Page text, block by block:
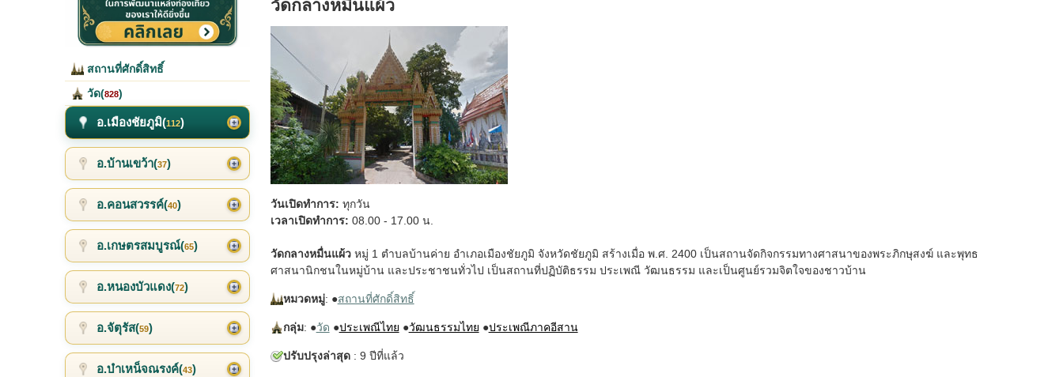
วัดกลางหมื่นแผ้ว
วันเปิดทำการ: ทุกวัน
เวลาเปิดทำการ: 08.00 - 17.00 น.
วัดกลางหมื่นแผ้วหมู่ 1 ตำบลบ้านค่าย อำเภอเมืองชัยภูมิ จังหวัดชัยภูมิ สร้างเมื่อ พ.ศ. 2400 เป็นสถานจัดกิจกรรมทางศาสนาของพระภิกษุสงฆ์ และพุทธ
ศาสนานิกชนในหมู่บ้าน และประชาชนทั่วไป เป็นสถานที่ปฏิบัติธรรม ประเพณี วัฒนธรรม และเป็นศูนย์รวมจิตใจของชาวบ้าน
หมวดหมู่: ●สถานที่ศักดิ์สิทธิ์
กลุ่ม: ●วัด ●ประเพณีไทย ●วัฒนธรรมไทย ●ประเพณีภาคอีสาน
ปรับปรุงล่าสุด: 9 ปีที่แล้ว
สถานที่ศักดิ์สิทธิ์
วัด(828)
อ.เมืองชัยภูมิ(112)
อ.บ้านเขว้า(37)
อ.คอนสวรรค์(40)
อ.เกษตรสมบูรณ์(65)
อ.หนองบัวแดง(72)
อ.จัตุรัส(59)
อ.บำเหน็จณรงค์(43)